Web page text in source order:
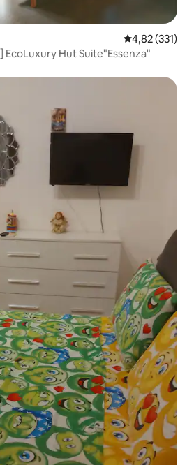
Gemiddelde
4,82 (331)
Hut Suite"Essenza"